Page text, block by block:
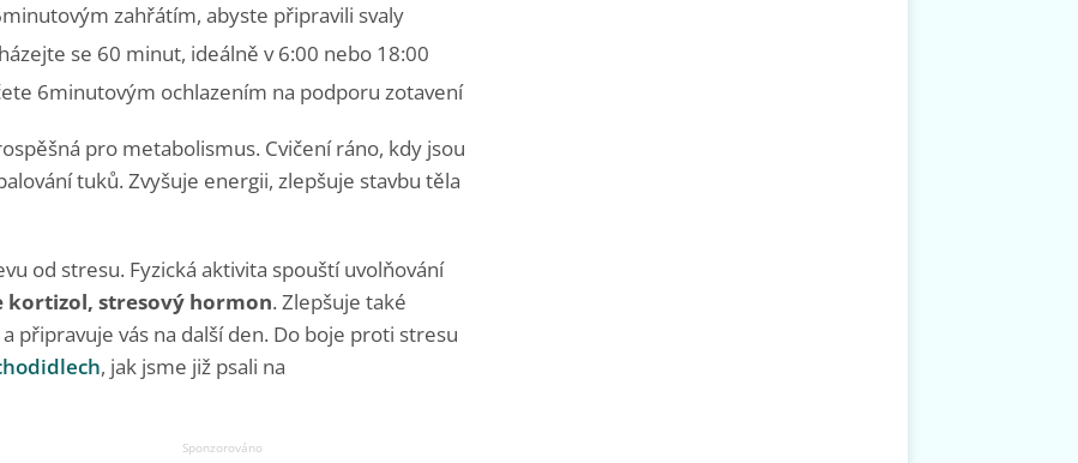
zahřátím, abyste připravili svaly
se 60 minut, ideálně v 6:00 nebo 18:00
6minutovým ochlazením na podporu zotavení
pro metabolismus. Cvičení ráno, kdy jsou
tuků. Zvyšuje energii, zlepšuje stavbu těla
od stresu. Fyzická aktivita spouští uvolňování
kortizol, stresový hormon. Zlepšuje také
připravuje vás na další den. Do boje proti stresu
, jak jsme již psali na